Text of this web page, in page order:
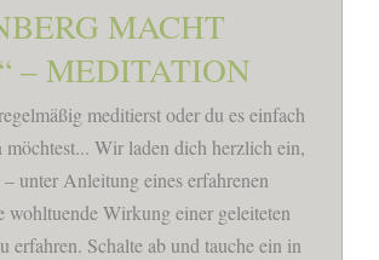
MACHT
– MEDITATION
meditierst oder du es einfach
möchtest... Wir laden dich herzlich ein,
unter Anleitung eines erfahrenen
wohltuende Wirkung einer geleiteten
erfahren. Schalte ab und tauche ein in